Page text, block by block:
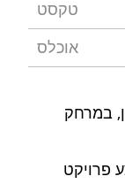
טקסט
אוכלס
במרחק
פרויקט